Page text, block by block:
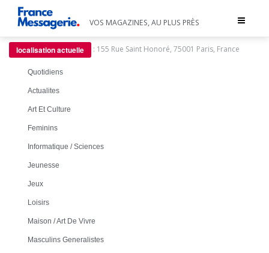
Toggle
VOS MAGAZINES, AU PLUS PRÈS
localisation actuelle : 155 Rue Saint Honoré, 75001 Paris, France
Quotidiens
Actualites
Art Et Culture
Feminins
Informatique / Sciences
Jeunesse
Jeux
Loisirs
Maison / Art De Vivre
Masculins Generalistes